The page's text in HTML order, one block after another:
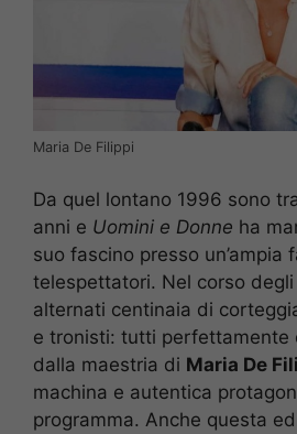
Maria De Filippi
Da quel lontano 1996 sono
anni e Uomini e Donne ha
suo fascino presso un’ampia
telespettatori. Nel corso
alternati centinaia di
e tronisti: tutti perfettamente
dalla maestria di Maria De
machina e autentica
programma. Anche questa